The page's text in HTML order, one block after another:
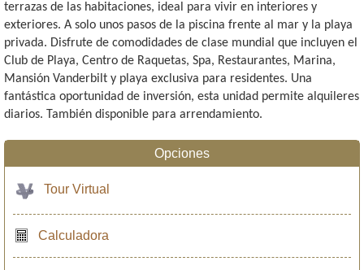
terrazas de las habitaciones, ideal para vivir en interiores y
exteriores. A solo unos pasos de la piscina frente al mar y la playa
privada. Disfrute de comodidades de clase mundial que incluyen el
Club de Playa, Centro de Raquetas, Spa, Restaurantes, Marina,
Mansión Vanderbilt y playa exclusiva para residentes. Una
fantástica oportunidad de inversión, esta unidad permite alquileres
diarios. También disponible para arrendamiento.
Opciones
Tour Virtual
Calculadora